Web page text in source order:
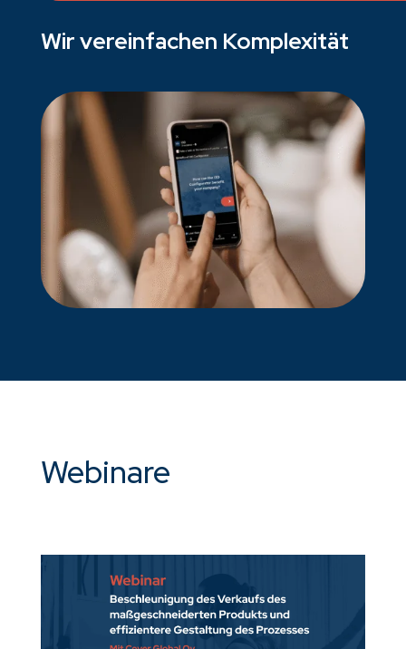
Wir vereinfachen Komplexität
Webinare